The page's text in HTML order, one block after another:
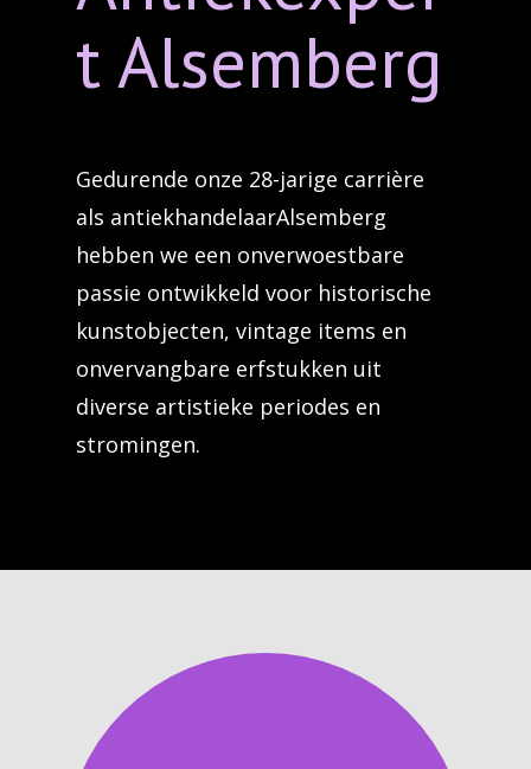
t Alsemberg
Gedurende onze 28-jarige carrière
als antiekhandelaarAlsemberg
hebben we een onverwoestbare
passie ontwikkeld voor historische
kunstobjecten, vintage items en
onvervangbare erfstukken uit
diverse artistieke periodes en
stromingen.